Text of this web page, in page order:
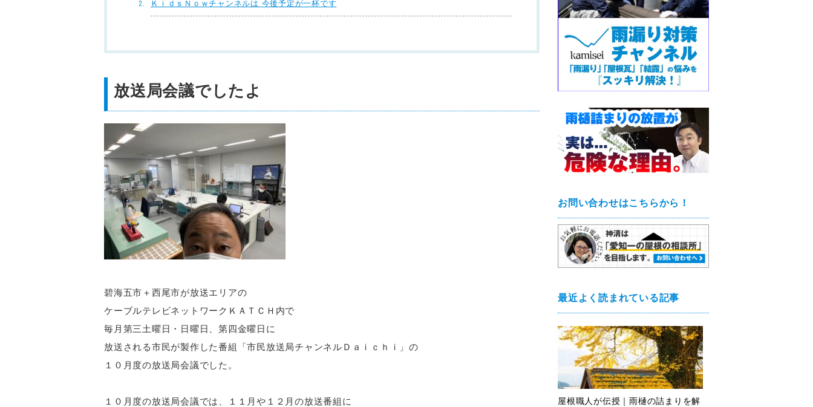
ＫｉｄｓＮｏｗチャンネルは 今後予定が一杯です
放送局会議でしたよ
碧海五市＋西尾市が放送エリアの
ケーブルテレビネットワークＫＡＴＣＨ内で
毎月第三土曜日・日曜日、第四金曜日に
放送される市民が製作した番組「市民放送局チャンネルＤａｉｃｈｉ」の
１０月度の放送局会議でした。
１０月度の放送局会議では、１１月や１２月の放送番組に
お問い合わせはこちらから！
最近よく読まれている記事
屋根職人が伝授｜雨樋の詰まりを解